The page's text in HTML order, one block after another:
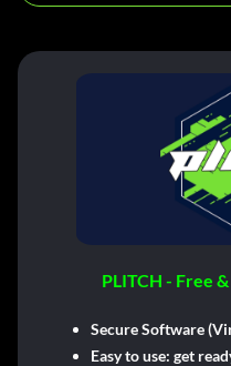
PLITCH - Free
Secure Software
Easy to use: get